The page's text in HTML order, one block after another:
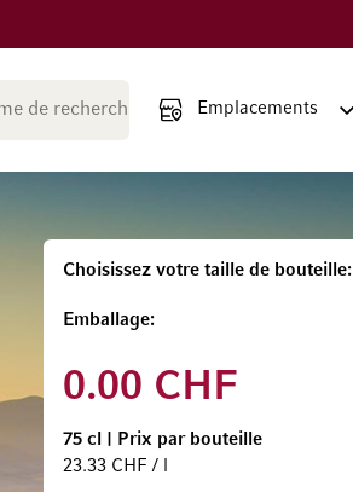
Choisissez votre taille de bouteille
Emballage
0.00 CHF
75 cl
Prix par bouteille
23.33 CHF / l